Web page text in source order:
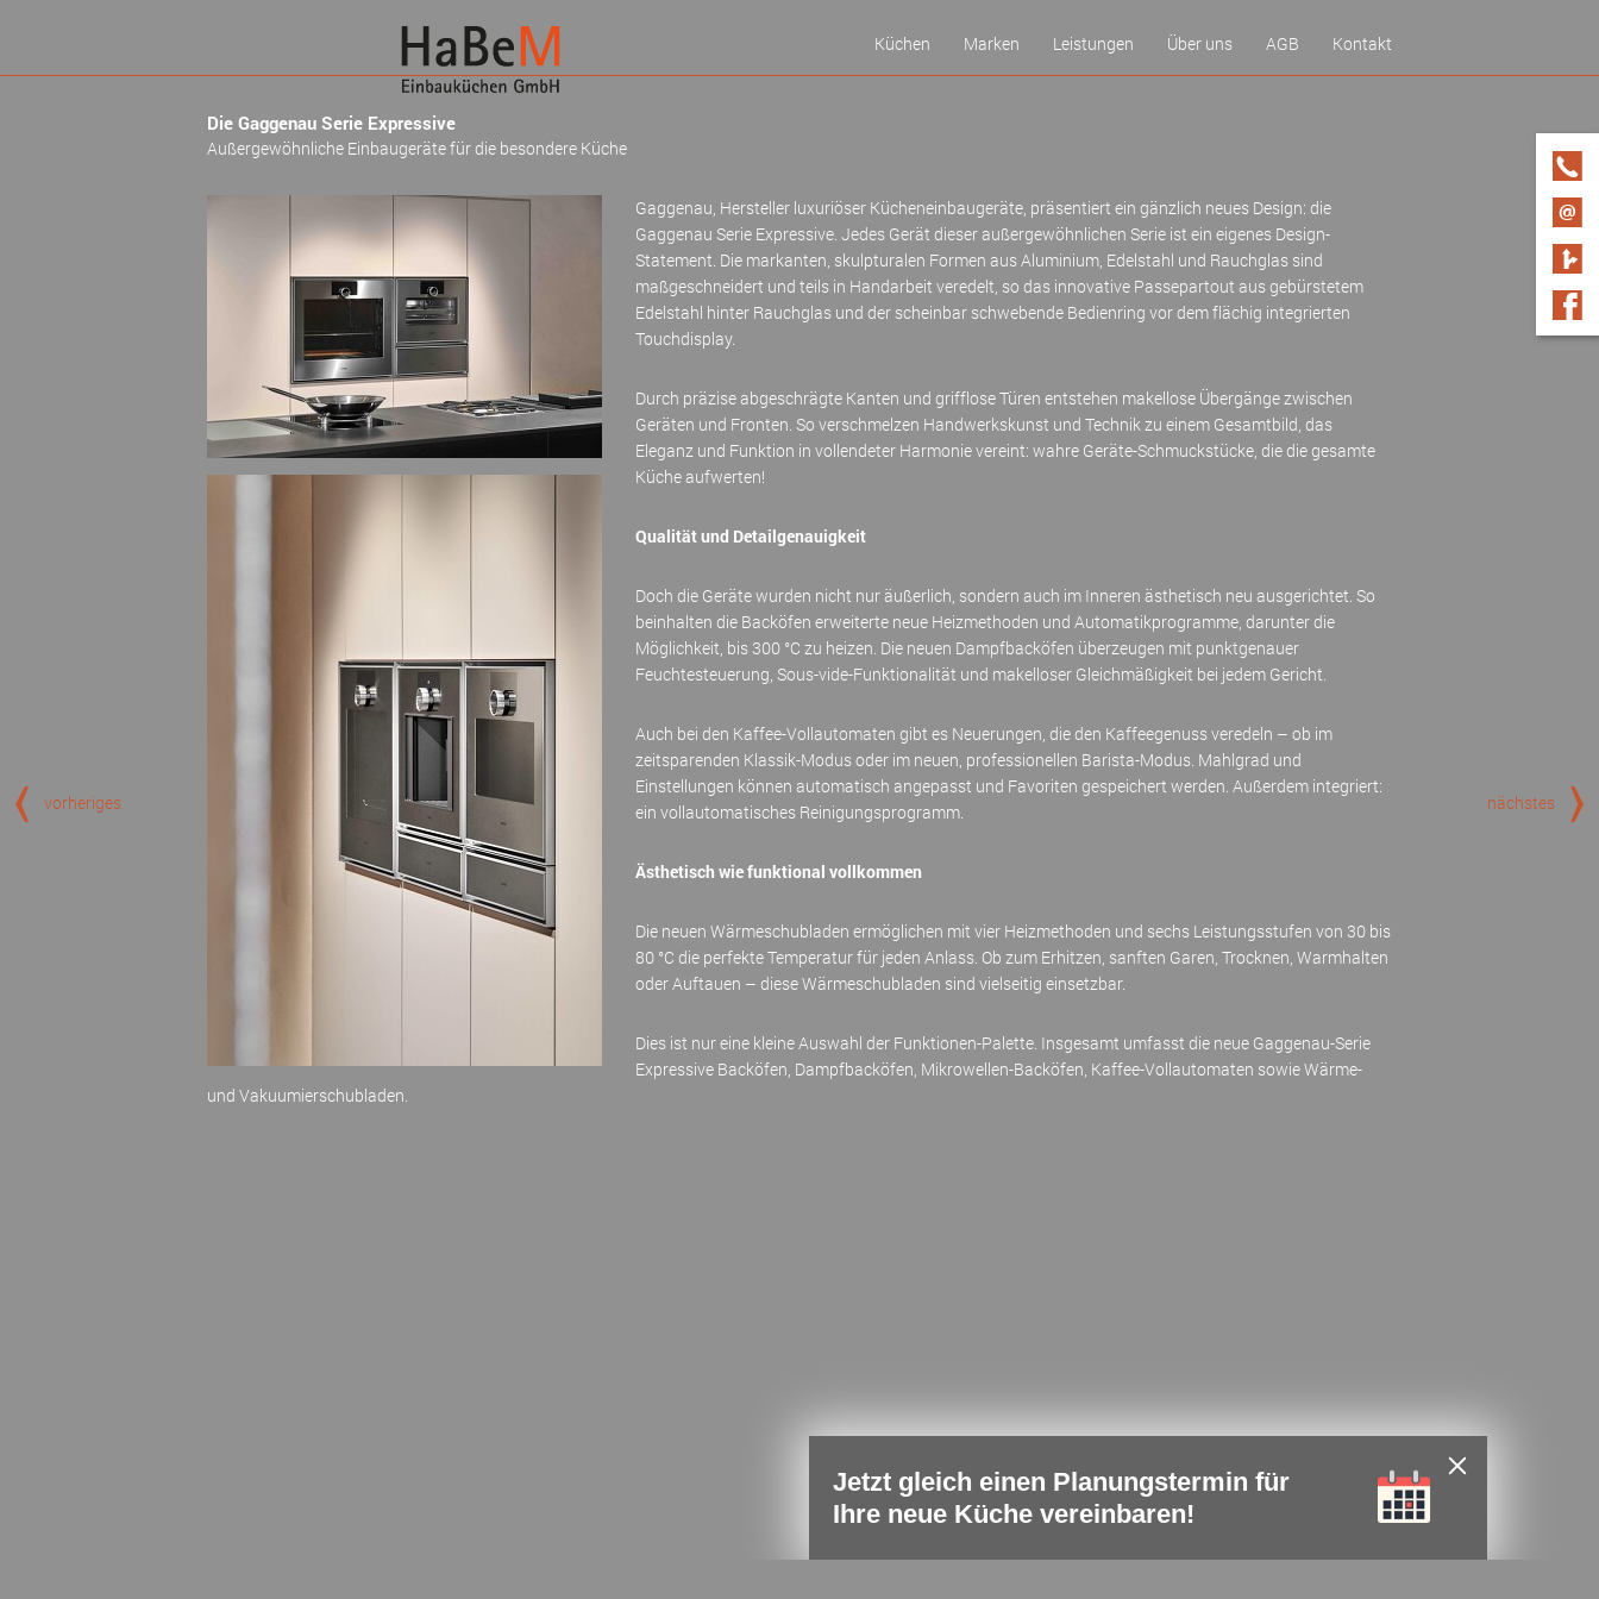
Küchen Marken
MIELE
NEFF
Neff-Markenwelt
Gaggenau
Leistungen
Garantie
Über uns AGB Kontakt
vorheriges nächstes
Die Gaggenau Serie Expressive
Außergewöhnliche Einbaugeräte für die besondere Küche
Gaggenau, Hersteller luxuriöser Kücheneinbaugeräte, präsentiert ein gänzlich neues Design: die
Gaggenau Serie Expressive. Jedes Gerät dieser außergewöhnlichen Serie ist ein eigenes Design-
Statement. Die markanten, skulpturalen Formen aus Aluminium, Edelstahl und Rauchglas sind
maßgeschneidert und teils in Handarbeit veredelt, so das innovative Passepartout aus gebürstetem
Edelstahl hinter Rauchglas und der scheinbar schwebende Bedienring vor dem flächig integrierten
Touchdisplay.
Durch präzise abgeschrägte Kanten und grifflose Türen entstehen makellose Übergänge zwischen
Geräten und Fronten. So verschmelzen Handwerkskunst und Technik zu einem Gesamtbild, das
Eleganz und Funktion in vollendeter Harmonie vereint: wahre Geräte-Schmuckstücke, die die gesamte
Küche aufwerten!
Qualität und Detailgenauigkeit
Doch die Geräte wurden nicht nur äußerlich, sondern auch im Inneren ästhetisch neu ausgerichtet. So
beinhalten die Backöfen erweiterte neue Heizmethoden und Automatikprogramme, darunter die
Möglichkeit, bis 300 °C zu heizen. Die neuen Dampfbacköfen überzeugen mit punktgenauer
Feuchtesteuerung, Sous-vide-Funktionalität und makelloser Gleichmäßigkeit bei jedem Gericht.
Auch bei den Kaffee-Vollautomaten gibt es Neuerungen, die den Kaffeegenuss veredeln – ob im
zeitsparenden Klassik-Modus oder im neuen, professionellen Barista-Modus. Mahlgrad und
Einstellungen können automatisch angepasst und Favoriten gespeichert werden. Außerdem integriert:
ein vollautomatisches Reinigungsprogramm.
Ästhetisch wie funktional vollkommen
Die neuen Wärmeschubladen ermöglichen mit vier Heizmethoden und sechs Leistungsstufen von 30 bis
80 °C die perfekte Temperatur für jeden Anlass. Ob zum Erhitzen, sanften Garen, Trocknen, Warmhalten
oder Auftauen – diese Wärmeschubladen sind vielseitig einsetzbar.
Dies ist nur eine kleine Auswahl der Funktionen-Palette. Insgesamt umfasst die neue Gaggenau-Serie
Expressive Backöfen, Dampfbacköfen, Mikrowellen-Backöfen, Kaffee-Vollautomaten sowie Wärme-
und Vakuumierschubladen.
Jetzt gleich einen Planungstermin für
Ihre neue Küche vereinbaren!